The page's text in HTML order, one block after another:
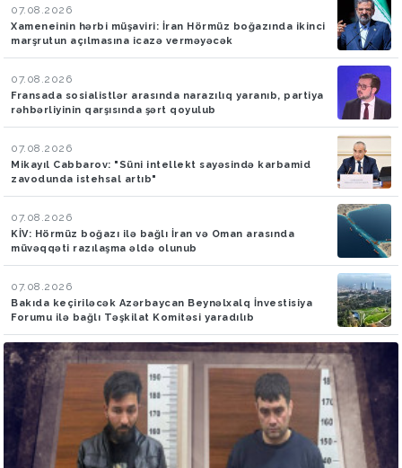
07.08.2026
Xameneinin hərbi müşaviri: İran Hörmüz boğazında ikinci
marşrutun açılmasına icazə verməyəcək
07.08.2026
Fransada sosialistlər arasında narazılıq yaranıb, partiya
rəhbərliyinin qarşısında şərt qoyulub
07.08.2026
Mikayıl Cabbarov: "Süni intellekt sayəsində karbamid
zavodunda istehsal artıb"
07.08.2026
KİV: Hörmüz boğazı ilə bağlı İran və Oman arasında
müvəqqəti razılaşma əldə olunub
07.08.2026
Bakıda keçiriləcək Azərbaycan Beynəlxalq İnvestisiya
Forumu ilə bağlı Təşkilat Komitəsi yaradılıb